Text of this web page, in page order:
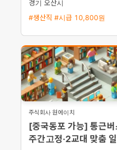
경기 오산시
#생산직 #시급 10,800원
주식회사 원에이치
[중국동포 가능] 통근버
주간고정·2교대 맞춤